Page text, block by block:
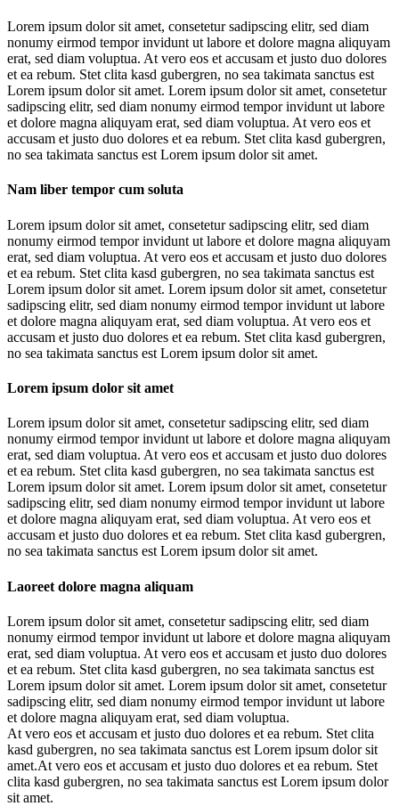
Lorem ipsum dolor sit amet, consetetur sadipscing elitr, sed diam
nonumy eirmod tempor invidunt ut labore et dolore magna aliquyam
erat, sed diam voluptua. At vero eos et accusam et justo duo dolores
et ea rebum. Stet clita kasd gubergren, no sea takimata sanctus est
Lorem ipsum dolor sit amet. Lorem ipsum dolor sit amet, consetetur
sadipscing elitr, sed diam nonumy eirmod tempor invidunt ut labore
et dolore magna aliquyam erat, sed diam voluptua. At vero eos et
accusam et justo duo dolores et ea rebum. Stet clita kasd gubergren,
no sea takimata sanctus est Lorem ipsum dolor sit amet.
Nam liber tempor cum soluta
Lorem ipsum dolor sit amet, consetetur sadipscing elitr, sed diam
nonumy eirmod tempor invidunt ut labore et dolore magna aliquyam
erat, sed diam voluptua. At vero eos et accusam et justo duo dolores
et ea rebum. Stet clita kasd gubergren, no sea takimata sanctus est
Lorem ipsum dolor sit amet. Lorem ipsum dolor sit amet, consetetur
sadipscing elitr, sed diam nonumy eirmod tempor invidunt ut labore
et dolore magna aliquyam erat, sed diam voluptua. At vero eos et
accusam et justo duo dolores et ea rebum. Stet clita kasd gubergren,
no sea takimata sanctus est Lorem ipsum dolor sit amet.
Lorem ipsum dolor sit amet
Lorem ipsum dolor sit amet, consetetur sadipscing elitr, sed diam
nonumy eirmod tempor invidunt ut labore et dolore magna aliquyam
erat, sed diam voluptua. At vero eos et accusam et justo duo dolores
et ea rebum. Stet clita kasd gubergren, no sea takimata sanctus est
Lorem ipsum dolor sit amet. Lorem ipsum dolor sit amet, consetetur
sadipscing elitr, sed diam nonumy eirmod tempor invidunt ut labore
et dolore magna aliquyam erat, sed diam voluptua. At vero eos et
accusam et justo duo dolores et ea rebum. Stet clita kasd gubergren,
no sea takimata sanctus est Lorem ipsum dolor sit amet.
Laoreet dolore magna aliquam
Lorem ipsum dolor sit amet, consetetur sadipscing elitr, sed diam
nonumy eirmod tempor invidunt ut labore et dolore magna aliquyam
erat, sed diam voluptua. At vero eos et accusam et justo duo dolores
et ea rebum. Stet clita kasd gubergren, no sea takimata sanctus est
Lorem ipsum dolor sit amet. Lorem ipsum dolor sit amet, consetetur
sadipscing elitr, sed diam nonumy eirmod tempor invidunt ut labore
et dolore magna aliquyam erat, sed diam voluptua.
At vero eos et accusam et justo duo dolores et ea rebum. Stet clita
kasd gubergren, no sea takimata sanctus est Lorem ipsum dolor sit
amet.At vero eos et accusam et justo duo dolores et ea rebum. Stet
clita kasd gubergren, no sea takimata sanctus est Lorem ipsum dolor
sit amet.